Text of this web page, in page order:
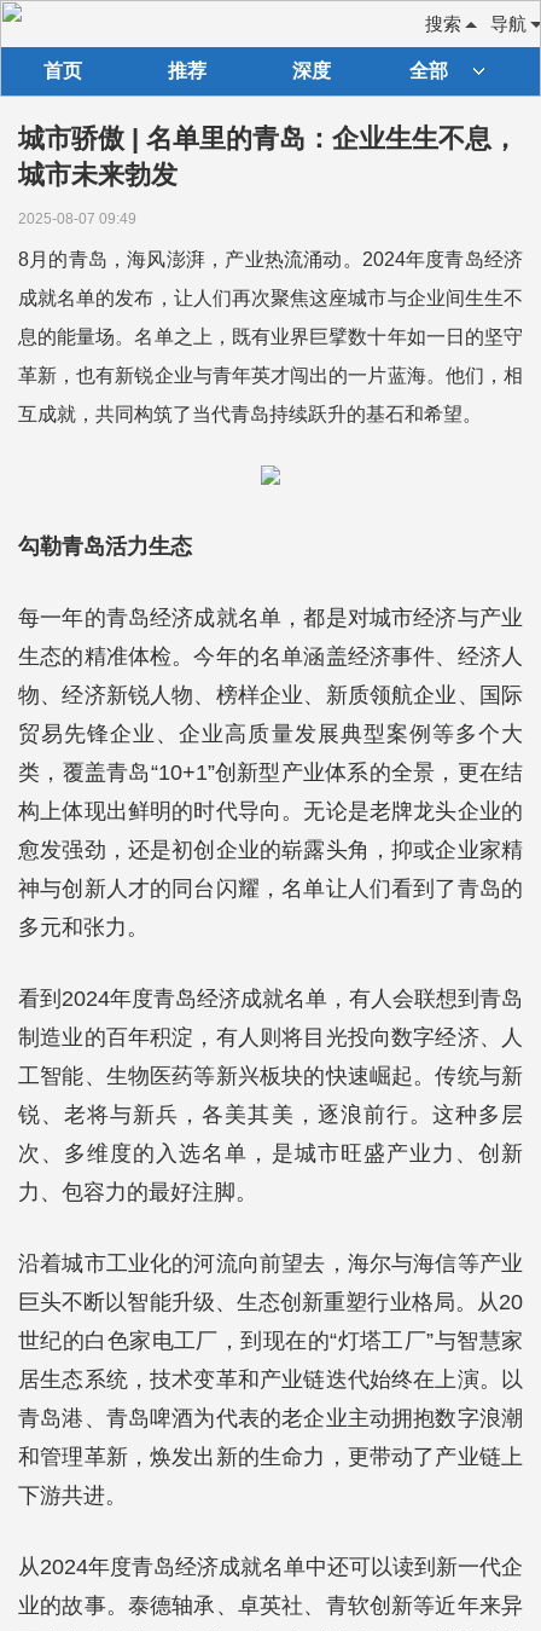
导航
搜索
首页 推荐 深度 全部
城市骄傲 | 名单里的青岛：企业生生不息，
城市未来勃发
2025-08-07 09:49
8月的青岛，海风澎湃，产业热流涌动。2024年度青岛经济
成就名单的发布，让人们再次聚焦这座城市与企业间生生不
息的能量场。名单之上，既有业界巨擘数十年如一日的坚守
革新，也有新锐企业与青年英才闯出的一片蓝海。他们，相
互成就，共同构筑了当代青岛持续跃升的基石和希望。
勾勒青岛活力生态
每一年的青岛经济成就名单，都是对城市经济与产业
生态的精准体检。今年的名单涵盖经济事件、经济人
物、经济新锐人物、榜样企业、新质领航企业、国际
贸易先锋企业、企业高质量发展典型案例等多个大
类，覆盖青岛“10+1”创新型产业体系的全景，更在结
构上体现出鲜明的时代导向。无论是老牌龙头企业的
愈发强劲，还是初创企业的崭露头角，抑或企业家精
神与创新人才的同台闪耀，名单让人们看到了青岛的
多元和张力。
看到2024年度青岛经济成就名单，有人会联想到青岛
制造业的百年积淀，有人则将目光投向数字经济、人
工智能、生物医药等新兴板块的快速崛起。传统与新
锐、老将与新兵，各美其美，逐浪前行。这种多层
次、多维度的入选名单，是城市旺盛产业力、创新
力、包容力的最好注脚。
沿着城市工业化的河流向前望去，海尔与海信等产业
巨头不断以智能升级、生态创新重塑行业格局。从20
世纪的白色家电工厂，到现在的“灯塔工厂”与智慧家
居生态系统，技术变革和产业链迭代始终在上演。以
青岛港、青岛啤酒为代表的老企业主动拥抱数字浪潮
和管理革新，焕发出新的生命力，更带动了产业链上
下游共进。
从2024年度青岛经济成就名单中还可以读到新一代企
业的故事。泰德轴承、卓英社、青软创新等近年来异